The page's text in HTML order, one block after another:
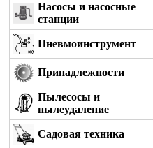
Насосы и насосные
станции
Пневмоинструмент
Принадлежности
Пылесосы и
пылеудаление
Садовая техника